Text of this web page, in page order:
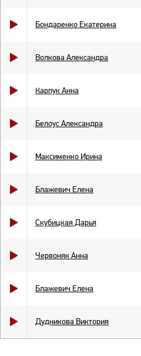
Бондаренко Екатерина
Волкова Александра
Карпук Анна
Белоус Александра
Максименко Ирина
Блажевич Елена
Скубицкая Дарья
Червоняк Анна
Блажевич Елена
Дудникова Виктория